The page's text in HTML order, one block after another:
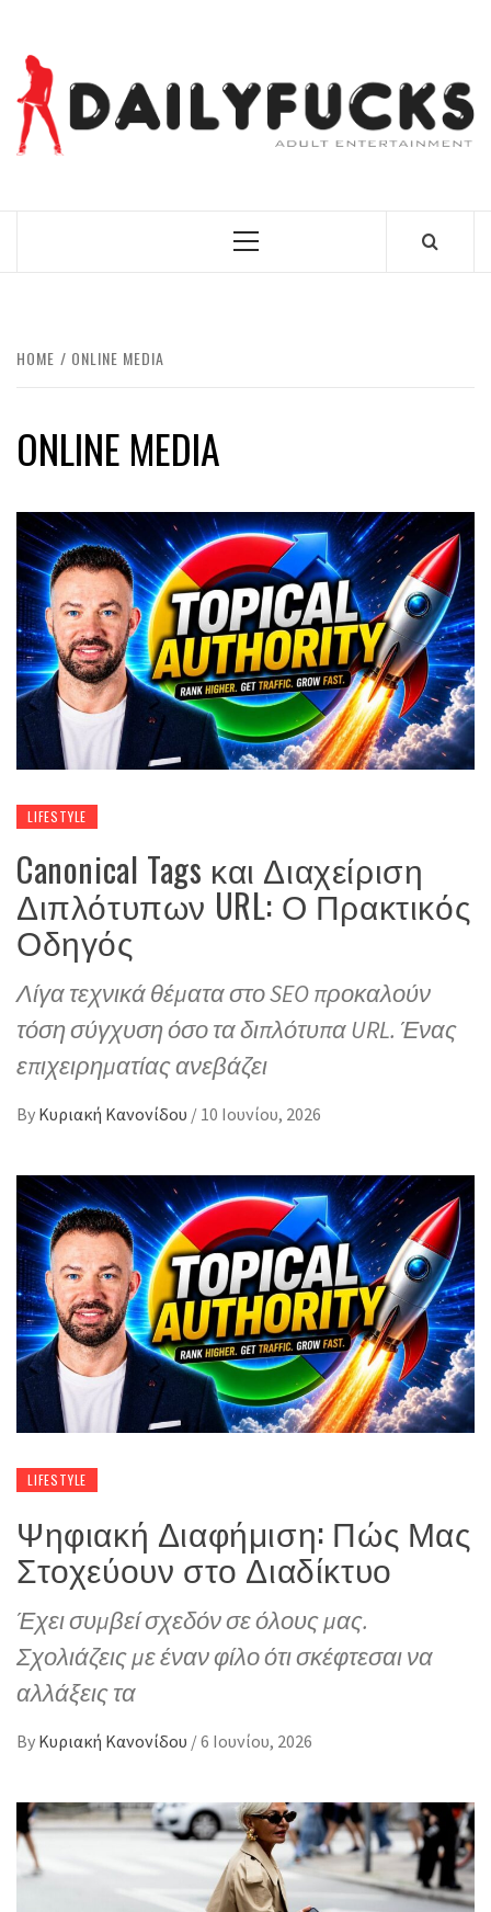
content
Primary
HOME ONLINE MEDIA
ONLINE MEDIA
LIFESTYLE
Canonical Tags και Διαχείριση
Διπλότυπων URL: Ο Πρακτικός
Οδηγός
Λίγα τεχνικά θέματα στο SEO προκαλούν
τόση σύγχυση όσο τα διπλότυπα URL. Ένας
επιχειρηματίας ανεβάζει
By Κυριακή Κανονίδου / 10 Ιουνίου, 2026
LIFESTYLE
Ψηφιακή Διαφήμιση: Πώς Μας
Στοχεύουν στο Διαδίκτυο
Έχει συμβεί σχεδόν σε όλους μας.
Σχολιάζεις με έναν φίλο ότι σκέφτεσαι να
αλλάξεις τα
By Κυριακή Κανονίδου /6 Ιουνίου, 2026